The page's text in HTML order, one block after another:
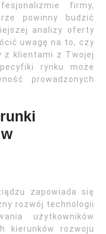
firmy,
powinny budzić
analizy oferty
uwagę na to, czy
z klientami z Twojej
rynku może
prowadzonych
zapowiada się
rozwój technologii
użytkowników
kierunków rozwoju